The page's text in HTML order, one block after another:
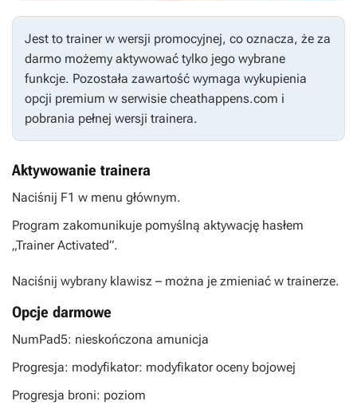
Jest to trainer w wersji promocyjnej, co oznacza, że za
darmo możemy aktywować tylko jego wybrane
funkcje. Pozostała zawartość wymaga wykupienia
opcji premium w serwisie cheathappens.com i
pobrania pełnej wersji trainera.
Aktywowanie trainera
Naciśnij F1 w menu głównym.
Program zakomunikuje pomyślną aktywację hasłem
„Trainer Activated”.
Naciśnij wybrany klawisz – można je zmieniać w trainerze.
Opcje darmowe
NumPad5: nieskończona amunicja
Progresja: modyfikator: modyfikator oceny bojowej
Progresja broni: poziom